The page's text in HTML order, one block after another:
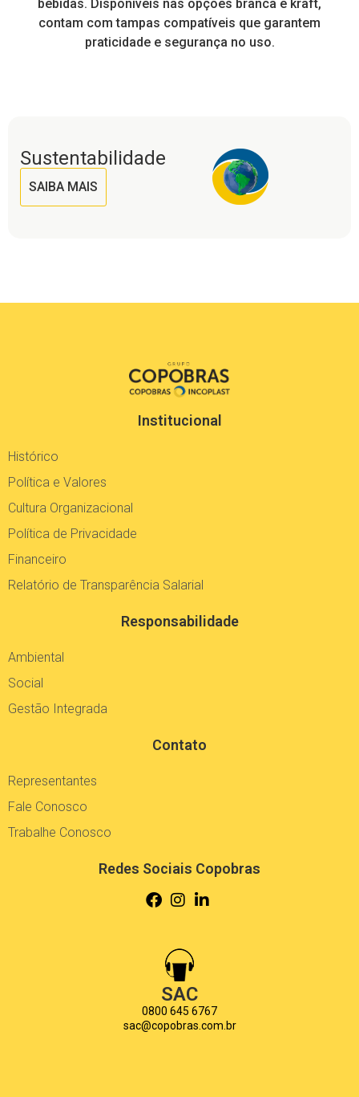
bebidas. Disponíveis nas opções branca e kraft,
contam com tampas compatíveis que garantem
praticidade e segurança no uso.
Sustentabilidade
SAIBA MAIS
Institucional
Histórico
Política e Valores
Cultura Organizacional
Política de Privacidade
Financeiro
Relatório de Transparência Salarial
Responsabilidade
Ambiental
Social
Gestão Integrada
Contato
Representantes
Fale Conosco
Trabalhe Conosco
Redes Sociais Copobras
SAC
0800 645 6767
sac@copobras.com.br